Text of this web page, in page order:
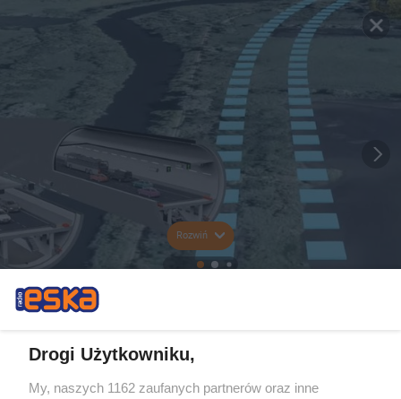
Rozwiń
Drogi Użytkowniku,
My, naszych 1162 zaufanych partnerów oraz inne